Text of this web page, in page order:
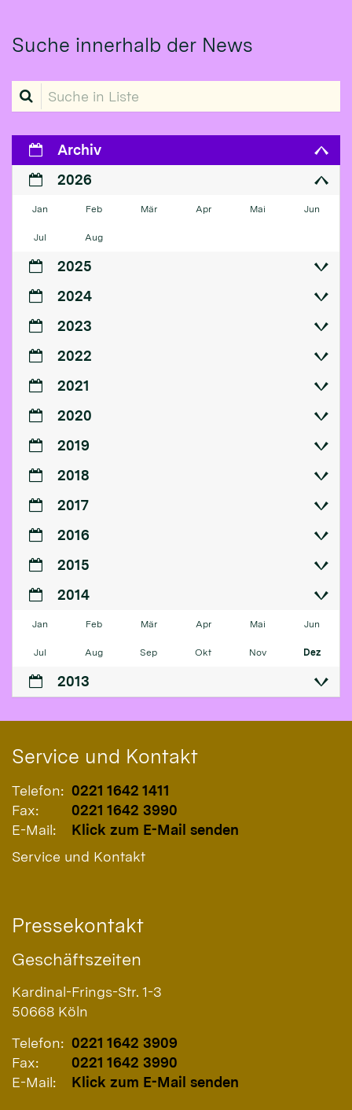
Suche innerhalb der News
Suche in Liste
Archiv
2026
Jan Feb Mär Apr Mai Jun
Jul Aug
2025
2024
2023
2022
2021
2020
2019
2018
2017
2016
2015
2014
Jan Feb Mär Apr Mai Jun
Jul Aug Sep Okt Nov Dez
2013
Service und Kontakt
Telefon: 0221 1642 1411
Fax:
0221 1642 3990
E-Mail:
Klick zum E-Mail senden
Service und Kontakt
Pressekontakt
Geschäftszeiten
Kardinal-Frings-Str. 1-3
50668 Köln
Telefon: 0221 1642 3909
Fax:
0221 1642 3990
E-Mail:
Klick zum E-Mail senden